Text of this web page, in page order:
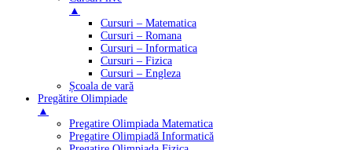
▲
Cursuri – Matematica
Cursuri – Romana
Cursuri – Informatica
Cursuri – Fizica
Cursuri – Engleza
Școala de vară
Pregătire Olimpiade
▲
Pregatire Olimpiada Matematica
Pregatire Olimpiadă Informatică